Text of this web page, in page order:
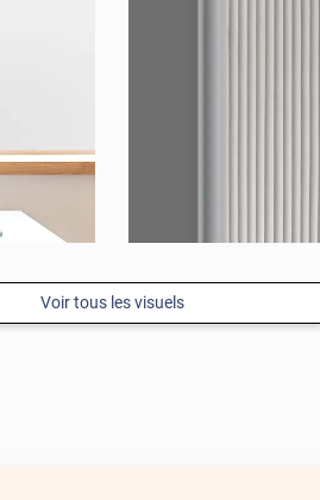
Voir tous les visuels